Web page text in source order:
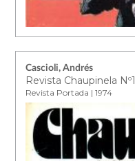
Cascioli, Andrés
Revista Chaupinela Nº1
Revista Portada | 1974